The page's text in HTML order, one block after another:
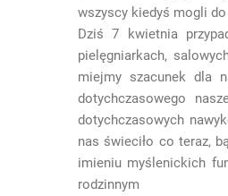
wszyscy kiedyś mogli
Dziś 7 kwietnia
pielęgniarkach,
miejmy szacunek dla
dotychczasowego
dotychczasowych
nas świeciło co teraz,
imieniu myślenickich
rodzinnym